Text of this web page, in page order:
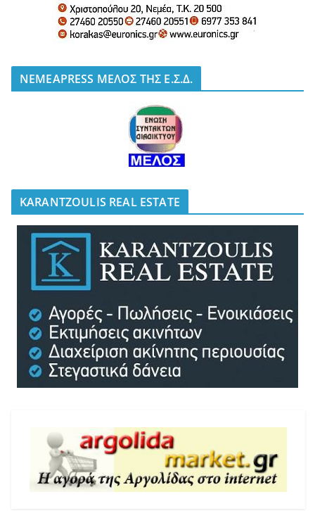
NEMEAPRESS ΜΕΛΟΣ ΤΗΣ Ε.Σ.Δ.
KARANTZOULIS REAL ESTATE